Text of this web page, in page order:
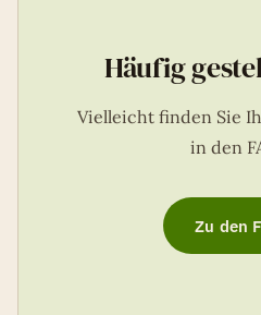
Häufig
Vielleicht finden Sie
in den
Zu den